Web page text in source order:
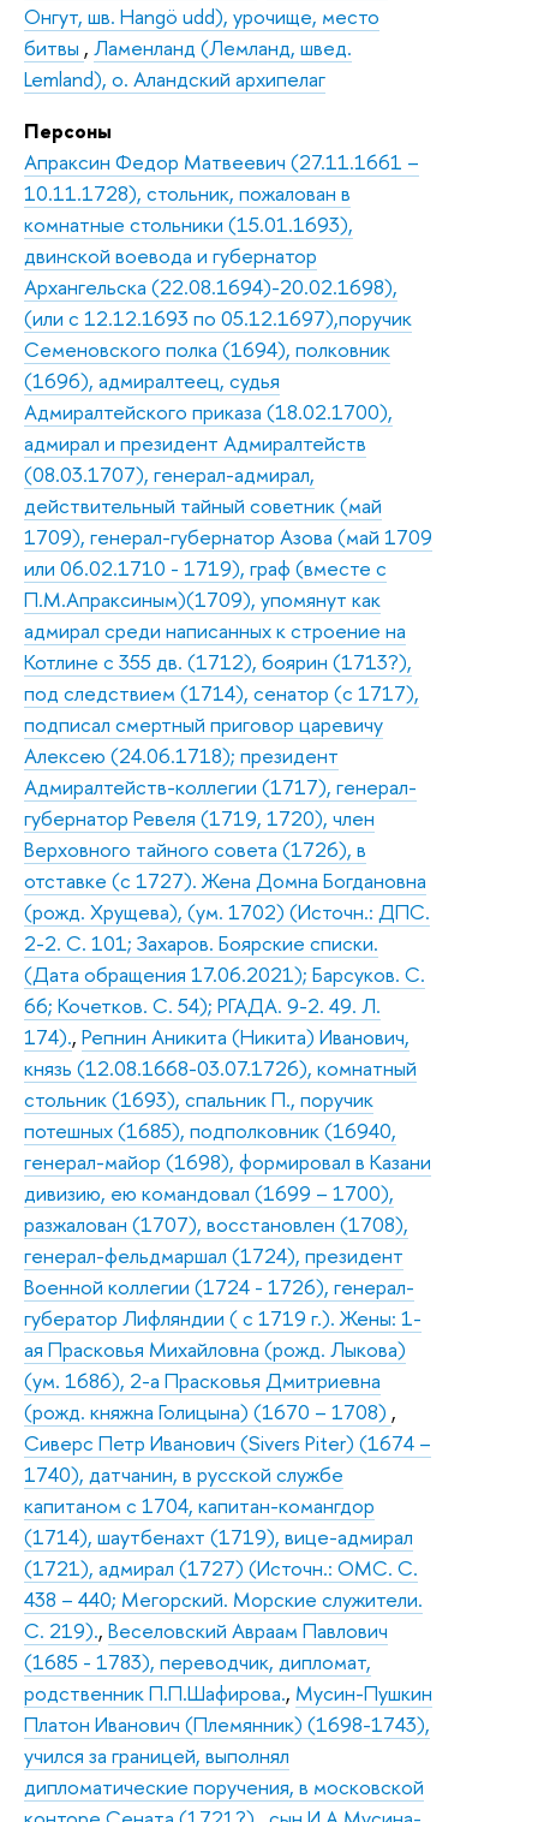
Онгут, шв. Hangö udd), урочище, место
битвы , Ламенланд (Лемланд, швед.
Lemland), о. Аландский архипелаг
Персоны
Апраксин Федор Матвеевич (27.11.1661 –
10.11.1728), стольник, пожалован в
комнатные стольники (15.01.1693),
двинской воевода и губернатор
Архангельска (22.08.1694)-20.02.1698),
(или с 12.12.1693 по 05.12.1697),поручик
Семеновского полка (1694), полковник
(1696), адмиралтеец, судья
Адмиралтейского приказа (18.02.1700),
адмирал и президент Адмиралтейств
(08.03.1707), генерал-адмирал,
действительный тайный советник (май
1709), генерал-губернатор Азова (май 1709
или 06.02.1710 - 1719), граф (вместе с
П.М.Апраксиным)(1709), упомянут как
адмирал среди написанных к строение на
Котлине с 355 дв. (1712), боярин (1713?),
под следствием (1714), сенатор (с 1717),
подписал смертный приговор царевичу
Алексею (24.06.1718); президент
Адмиралтейств-коллегии (1717), генерал-
губернатор Ревеля (1719, 1720), член
Верховного тайного совета (1726), в
отставке (с 1727). Жена Домна Богдановна
(рожд. Хрущева), (ум. 1702) (Источн.: ДПС.
2-2. С. 101; Захаров. Боярские списки.
(Дата обращения 17.06.2021); Барсуков. С.
66; Кочетков. С. 54); РГАДА. 9-2. 49. Л.
174)., Репнин Аникита (Никита) Иванович,
князь (12.08.1668-03.07.1726), комнатный
стольник (1693), спальник П., поручик
потешных (1685), подполковник (16940,
генерал-майор (1698), формировал в Казани
дивизию, ею командовал (1699 – 1700),
разжалован (1707), восстановлен (1708),
генерал-фельдмаршал (1724), президент
Военной коллегии (1724 - 1726), генерал-
губератор Лифляндии ( с 1719 г.). Жены: 1-
ая Прасковья Михайловна (рожд. Лыкова)
(ум. 1686), 2-а Прасковья Дмитриевна
(рожд. княжна Голицына) (1670 – 1708) ,
Сиверс Петр Иванович (Sivers Piter) (1674 –
1740), датчанин, в русской службе
капитаном с 1704, капитан-комангдор
(1714), шаутбенахт (1719), вице-адмирал
(1721), адмирал (1727) (Источн.: ОМС. С.
438 – 440; Мегорский. Морские служители.
С. 219)., Веселовский Авраам Павлович
(1685 - 1783), переводчик, дипломат,
родственник П.П.Шафирова., Мусин-Пушкин
Платон Иванович (Племянник) (1698-1743),
учился за границей, выполнял
дипломатические поручения, в московской